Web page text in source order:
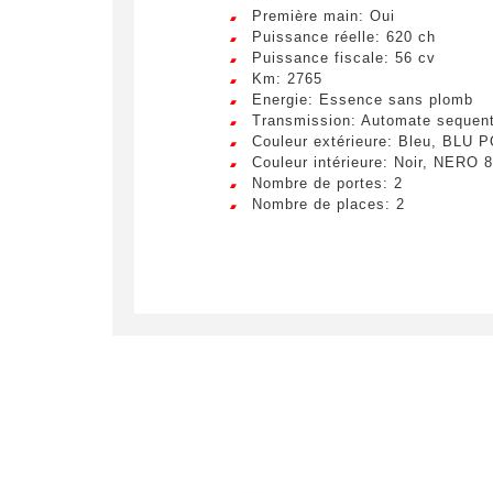
Première main: Oui
Puissance réelle: 620 ch
Puissance fiscale: 56 cv
Km: 2765
Energie: Essence sans plomb
Transmission: Automate
Couleur extérieure: Bleu, BLU
Couleur intérieure: Noir, NERO
Nombre de portes: 2
Nombre de places: 2